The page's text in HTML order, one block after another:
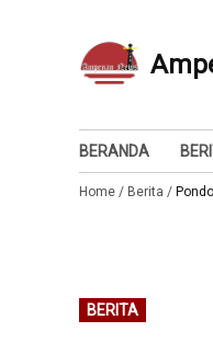
BERANDA
Home / Berita /
POSTED
IN
BERITA